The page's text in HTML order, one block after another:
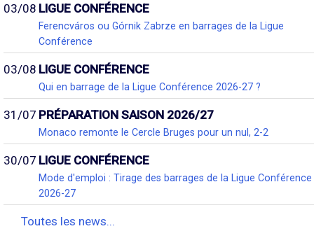
03/08 LIGUE CONFÉRENCE
Ferencváros ou Górnik Zabrze en barrages de la Ligue
Conférence
03/08 LIGUE CONFÉRENCE
Qui en barrage de la Ligue Conférence 2026-27 ?
31/07 PRÉPARATION SAISON 2026/27
Monaco remonte le Cercle Bruges pour un nul, 2-2
30/07 LIGUE CONFÉRENCE
Mode d'emploi : Tirage des barrages de la Ligue Conférence
2026-27
Toutes les news...